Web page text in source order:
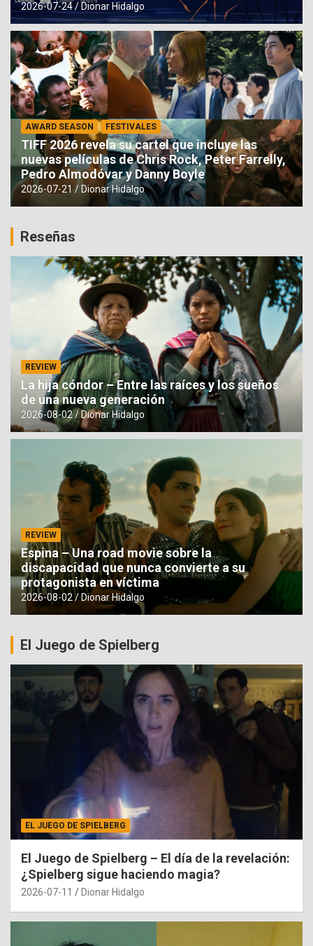
2026-07-24 Dionar Hidalgo
AWARD SEASON FESTIVALES
TIFF 2026 revela su cartel que incluye las
nuevas películas de Chris Rock, Peter Farrelly,
Pedro Almodóvar y Danny Boyle
2026-07-21 Dionar Hidalgo
Reseñas
REVIEW
La hija cóndor – Entre las raíces y los sueños
de una nueva generación
2026-08-02 Dionar Hidalgo
REVIEW
Espina – Una road movie sobre la
discapacidad que nunca convierte a su
protagonista en víctima
2026-08-02 Dionar Hidalgo
El Juego de Spielberg
EL JUEGO DE SPIELBERG
El Juego de Spielberg – El día de la revelación:
¿Spielberg sigue haciendo magia?
2026-07-11 Dionar Hidalgo